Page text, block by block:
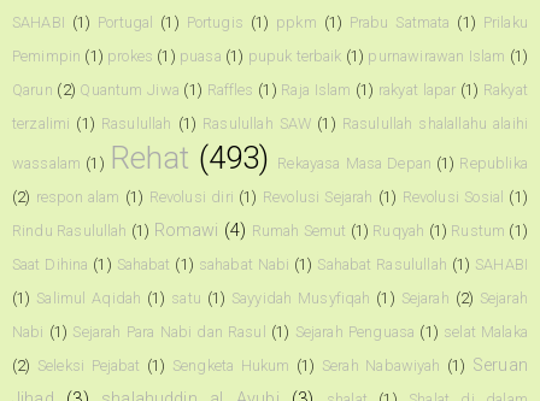
SAHABI (1) Portugal (1) Portugis (1) ppkm (1) Prabu Satmata (1) Prilaku
Pemimpin (1) prokes (1) puasa (1) pupuk terbaik (1) purnawirawan Islam (1)
Qarun (2) Quantum Jiwa (1) Raffles (1) Raja Islam (1) rakyat lapar (1) Rakyat
terzalimi (1) Rasulullah (1) Rasulullah SAW (1) Rasulullah shalallahu alaihi
wassalam (1) Rehat (493) Rekayasa Masa Depan (1) Republika
(2) respon alam (1) Revolusi diri (1) Revolusi Sejarah (1) Revolusi Sosial (1)
Rindu Rasulullah (1) Romawi (4) Rumah Semut (1) Ruqyah (1) Rustum (1)
Saat Dihina (1) Sahabat (1) sahabat Nabi (1) Sahabat Rasulullah (1) SAHABI
(1) Salimul Aqidah (1) satu (1) Sayyidah Musyfiqah (1) Sejarah (2) Sejarah
Nabi (1) Sejarah Para Nabi dan Rasul (1) Sejarah Penguasa (1) selat Malaka
(2) Seleksi Pejabat (1) Sengketa Hukum (1) Serah Nabawiyah (1) Seruan